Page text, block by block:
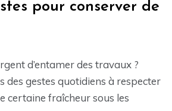
pour conserver de
d’entamer des travaux ?
des gestes quotidiens à respecter
certaine fraîcheur sous les